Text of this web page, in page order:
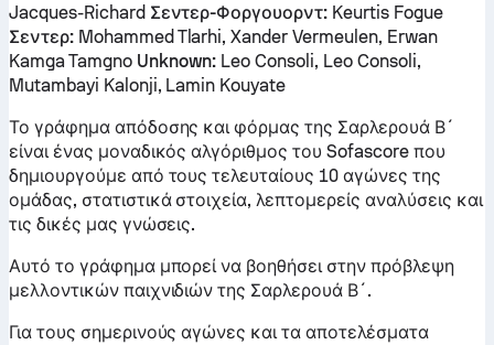
Jacques-Richard Σεντερ-Φοργουορντ: Keurtis Fogue
Σεντερ:Mohammed Tlarhi, Xander Vermeulen, Erwan
Kamga Tamgno Unknown: Leo Consoli, Leo Consoli,
Mutambayi Kalonji, Lamin Kouyate
Το γράφημα απόδοσης και φόρμας της Σαρλερουά Β´
είναι ένας μοναδικός αλγόριθμος του Sofascore που
δημιουργούμε από τους τελευταίους 10 αγώνες της
ομάδας, στατιστικά στοιχεία, λεπτομερείς αναλύσεις και
τις δικές μας γνώσεις.
Αυτό το γράφημα μπορεί να βοηθήσει στην πρόβλεψη
μελλοντικών παιχνιδιών της Σαρλερουά Β´.
Για τους σημερινούς αγώνες και τα αποτελέσματα